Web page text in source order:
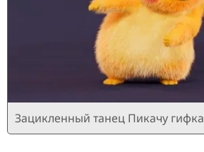
Зацикленный танец Пикачу гифка